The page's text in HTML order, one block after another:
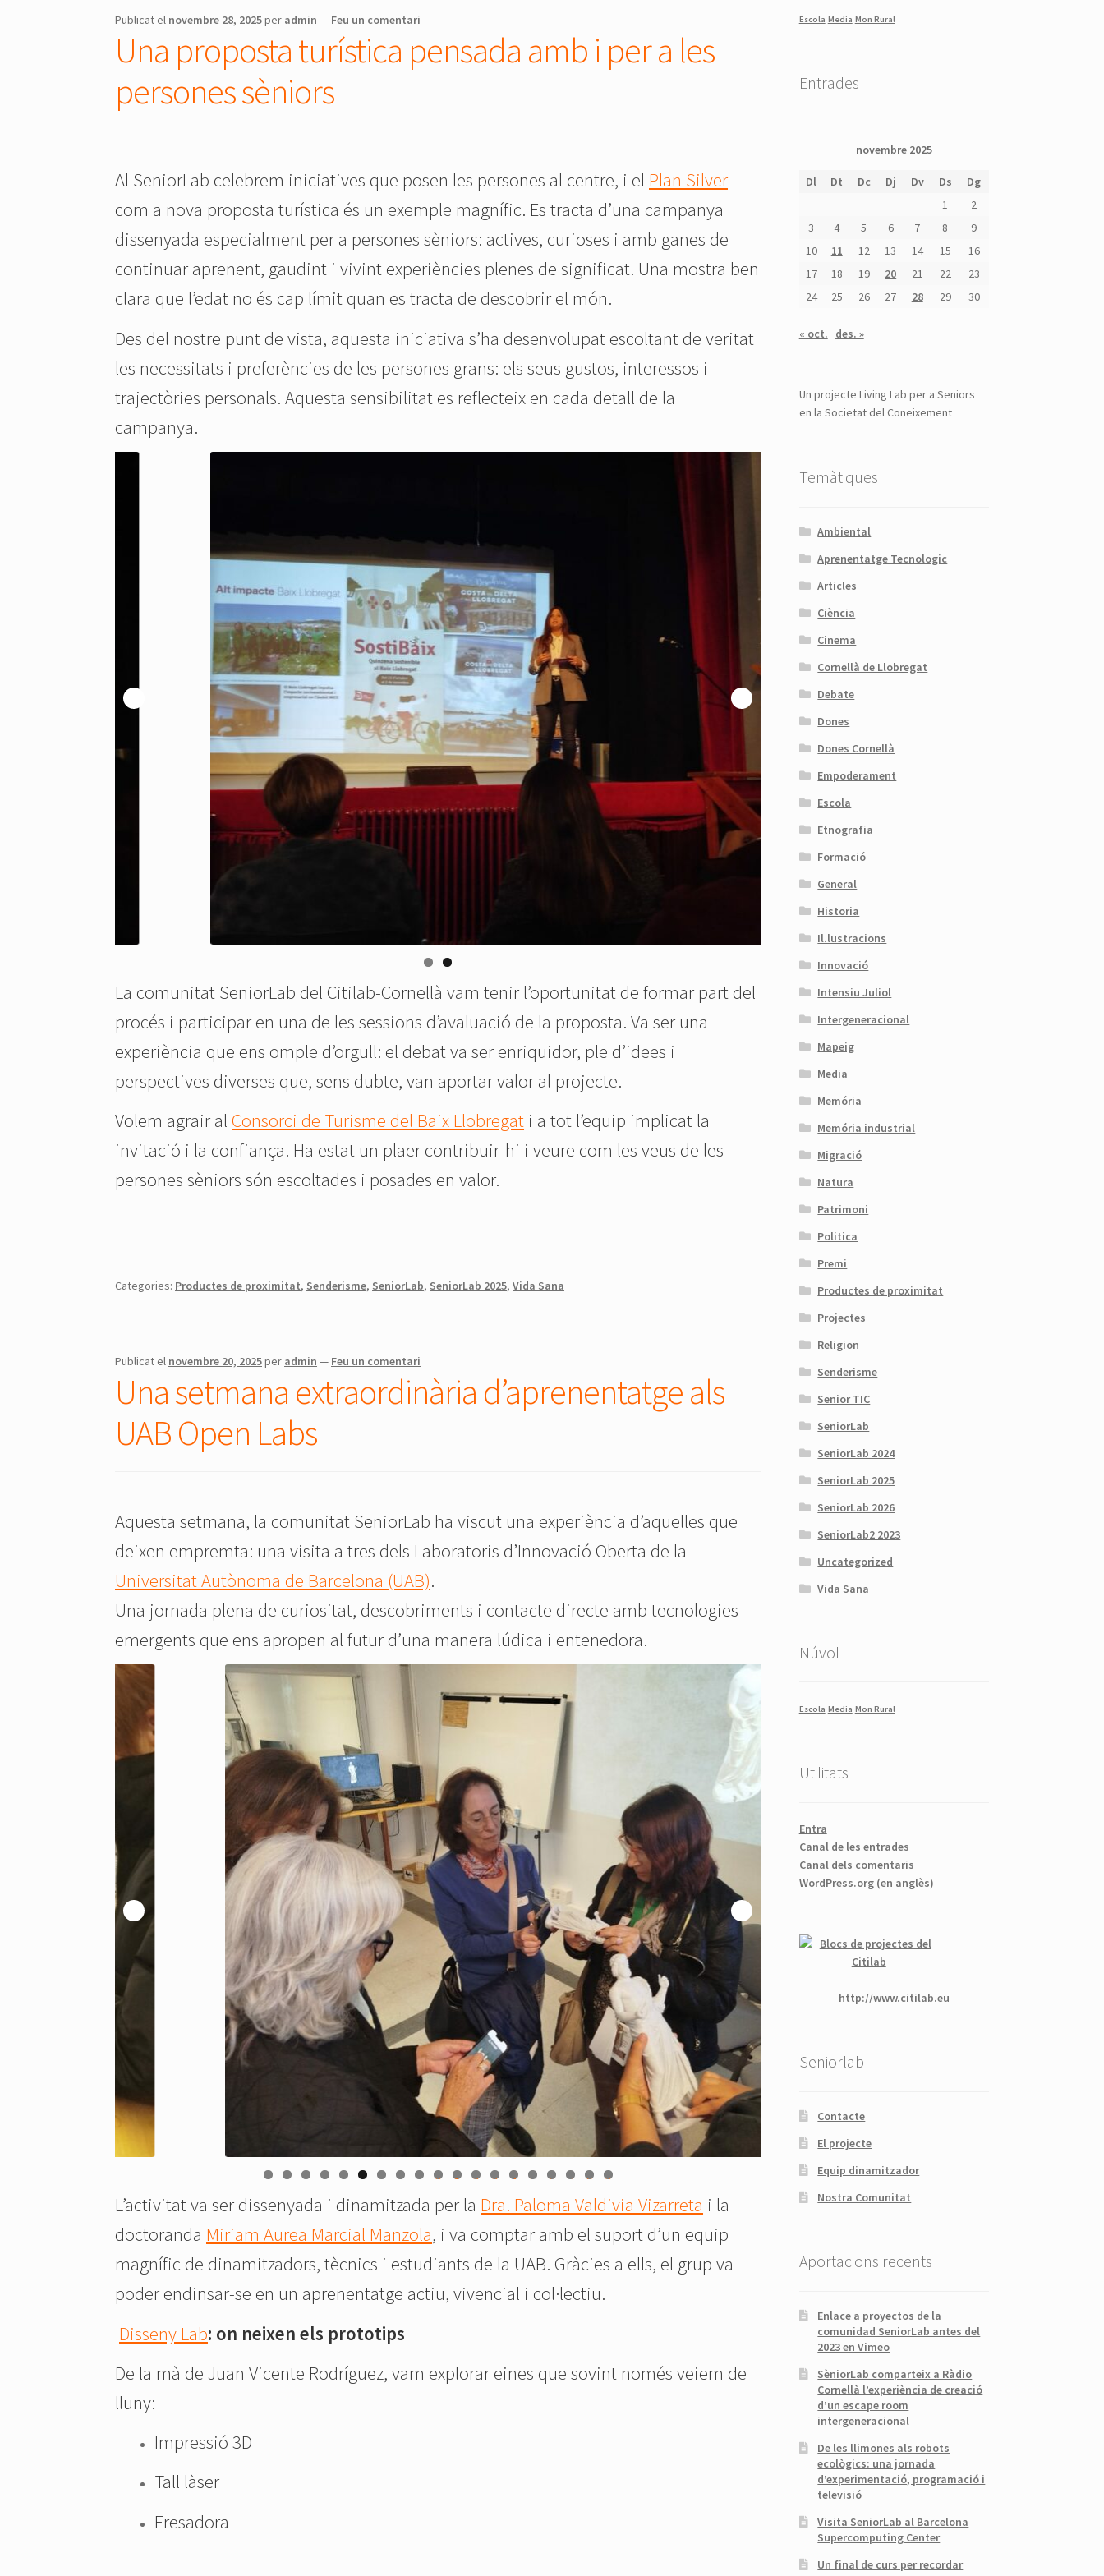
Publicat el novembre 28, 2025per admin — Feu un comentari
Una proposta turística pensada amb i per a les
persones sèniors
Al SeniorLab celebrem iniciatives que posen les persones al centre, i el Plan Silver
com a nova proposta turística és un exemple magnífic. Es tracta d’una campanya
dissenyada especialment per a persones sèniors: actives, curioses i amb ganes de
continuar aprenent, gaudint i vivint experiències plenes de significat. Una mostra ben
clara que l’edat no és cap límit quan es tracta de descobrir el món.
Des del nostre punt de vista, aquesta iniciativa s’ha desenvolupat escoltant de veritat
les necessitats i preferències de les persones grans: els seus gustos, interessos i
trajectòries personals. Aquesta sensibilitat es reflecteix en cada detall de la
campanya.
La comunitat SeniorLab del Citilab-Cornellà vam tenir l’oportunitat de formar part del
procés i participar en una de les sessions d’avaluació de la proposta. Va ser una
experiència que ens omple d’orgull: el debat va ser enriquidor, ple d’idees i
perspectives diverses que, sens dubte, van aportar valor al projecte.
Volem agrair al Consorci de Turisme del Baix Llobregat i a tot l’equip implicat la
invitació i la confiança. Ha estat un plaer contribuir-hi i veure com les veus de les
persones sèniors són escoltades i posades en valor.
Categories: Productes de proximitat, Senderisme, SeniorLab, SeniorLab 2025,Vida Sana
Publicat el novembre 20, 2025per admin — Feu un comentari
Una setmana extraordinària d’aprenentatge als
UAB Open Labs
Aquesta setmana, la comunitat SeniorLab ha viscut una experiència d’aquelles que
deixen empremta: una visita a tres dels Laboratoris d’Innovació Oberta de la
Universitat Autònoma de Barcelona (UAB).
Una jornada plena de curiositat, descobriments i contacte directe amb tecnologies
emergents que ens apropen al futur d’una manera lúdica i entenedora.
0 1 2 3 4 5 6 7 8 9
L’activitat va ser dissenyada i dinamitzada per la Dra. Paloma Valdivia Vizarreta i la
doctoranda Miriam Aurea Marcial Manzola, i va comptar amb el suport d’un equip
magnífic de dinamitzadors, tècnics i estudiants de la UAB. Gràcies a ells, el grup va
poder endinsar-se en un aprenentatge actiu, vivencial i col·lectiu.
Disseny Lab: on neixen els prototips
De la mà de Juan Vicente Rodríguez, vam explorar eines que sovint només veiem de
lluny:
Impressió 3D
Tall làser
Fresadora
Escola Media Mon Rural
Entrades
novembre 2025
Dl Dt Dc Dj Dv Ds
Dg
1
2
3
4 5 6 7 8
9
10
11 12 13 14 15
16
17
18 19 20 21 22
23
24
25 26 27 28 29 30
« oct. des. »
Un projecte Living Lab per a Seniors
en la Societat del Coneixement
Temàtiques
Ambiental
Aprenentatge Tecnologic
Articles
Ciència
Cinema
Cornellà de Llobregat
Debate
Dones
Dones Cornellà
Empoderament
Escola
Etnografia
Formació
General
Historia
Il.lustracions
Innovació
Intensiu Juliol
Intergeneracional
Mapeig
Media
Memória
Memória industrial
Migració
Natura
Patrimoni
Politica
Premi
Productes de proximitat
Projectes
Religion
Senderisme
Senior TIC
SeniorLab
SeniorLab 2024
SeniorLab 2025
SeniorLab 2026
SeniorLab2 2023
Uncategorized
Vida Sana
Núvol
Escola Media Mon Rural
Utilitats
Entra
Canal de les entrades
Canal dels comentaris
WordPress.org (en anglès)
http://www.citilab.eu
Seniorlab
Contacte
El projecte
Equip dinamitzador
Nostra Comunitat
Aportacions recents
Enlace a proyectos de la
comunidad SeniorLab antes del
2023 en Vimeo
SèniorLab comparteix a Ràdio
Cornellà l’experiència de creació
d’un escape room
intergeneracional
De les llimones als robots
ecològics: una jornada
d’experimentació, programació i
televisió
Visita SeniorLab al Barcelona
Supercomputing Center
Un final de curs per recordar